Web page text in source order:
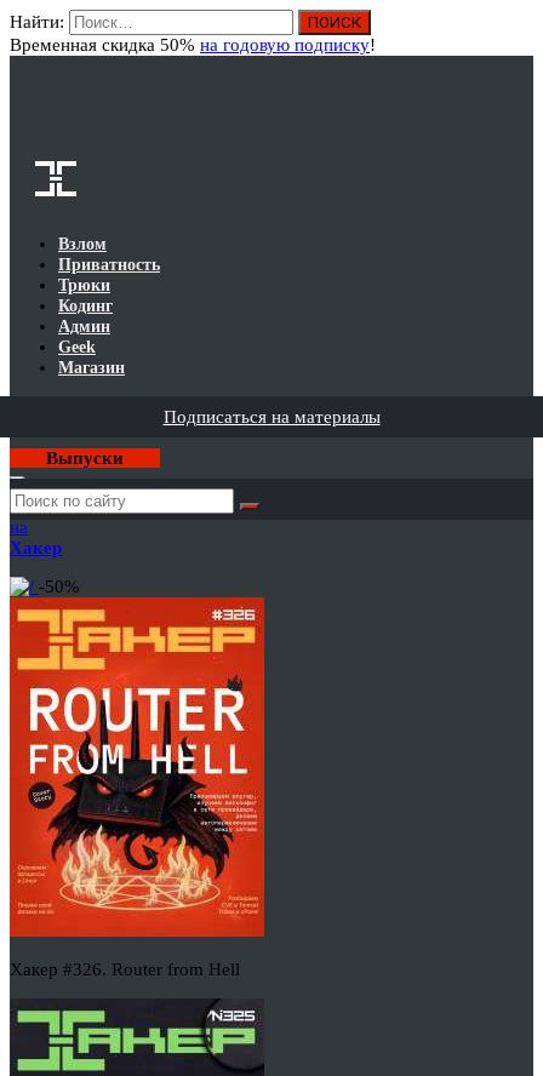
Найти:
Временная скидка 50% на годовую подписку!
Взлом
Приватность
Трюки
Кодинг
Админ
Geek
Магазин
Подписаться на материалы
Выпуски
Годовая
подписка
на
Хакер
-50%
Хакер #326. Router from Hell